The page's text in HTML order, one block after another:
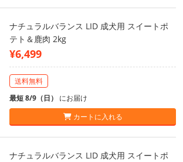
ナチュラルバランス LID 成犬用 スイートポ
テト＆鹿肉 2kg
¥6,499
送料無料
最短 8/9（日） にお届け
カートに入れる
ナチュラルバランス LID 成犬用 スイートポ